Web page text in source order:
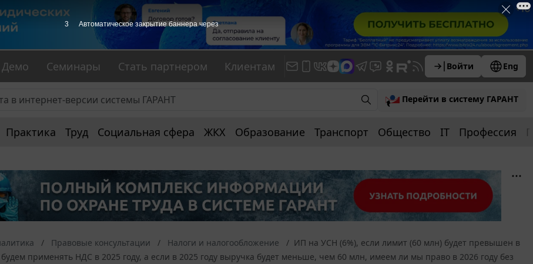
Демо Семинары Стать партнером Клиентам Войти Eng
Перейти в систему ГАРАНТ
Практика Труд Социальная сфера ЖКХ Образование Транспорт Общество IT Профессия
Правовые консультации Налоги и налогообложение
ИП на УСН (6%), если лимит (60 млн) будет превышен в
будем применять НДС в 2025 году, а если в 2025 году выручка будет меньше, чем 60 млн, имеем ли мы право в 2026 году без
2 Автоматическое закрытие баннера через